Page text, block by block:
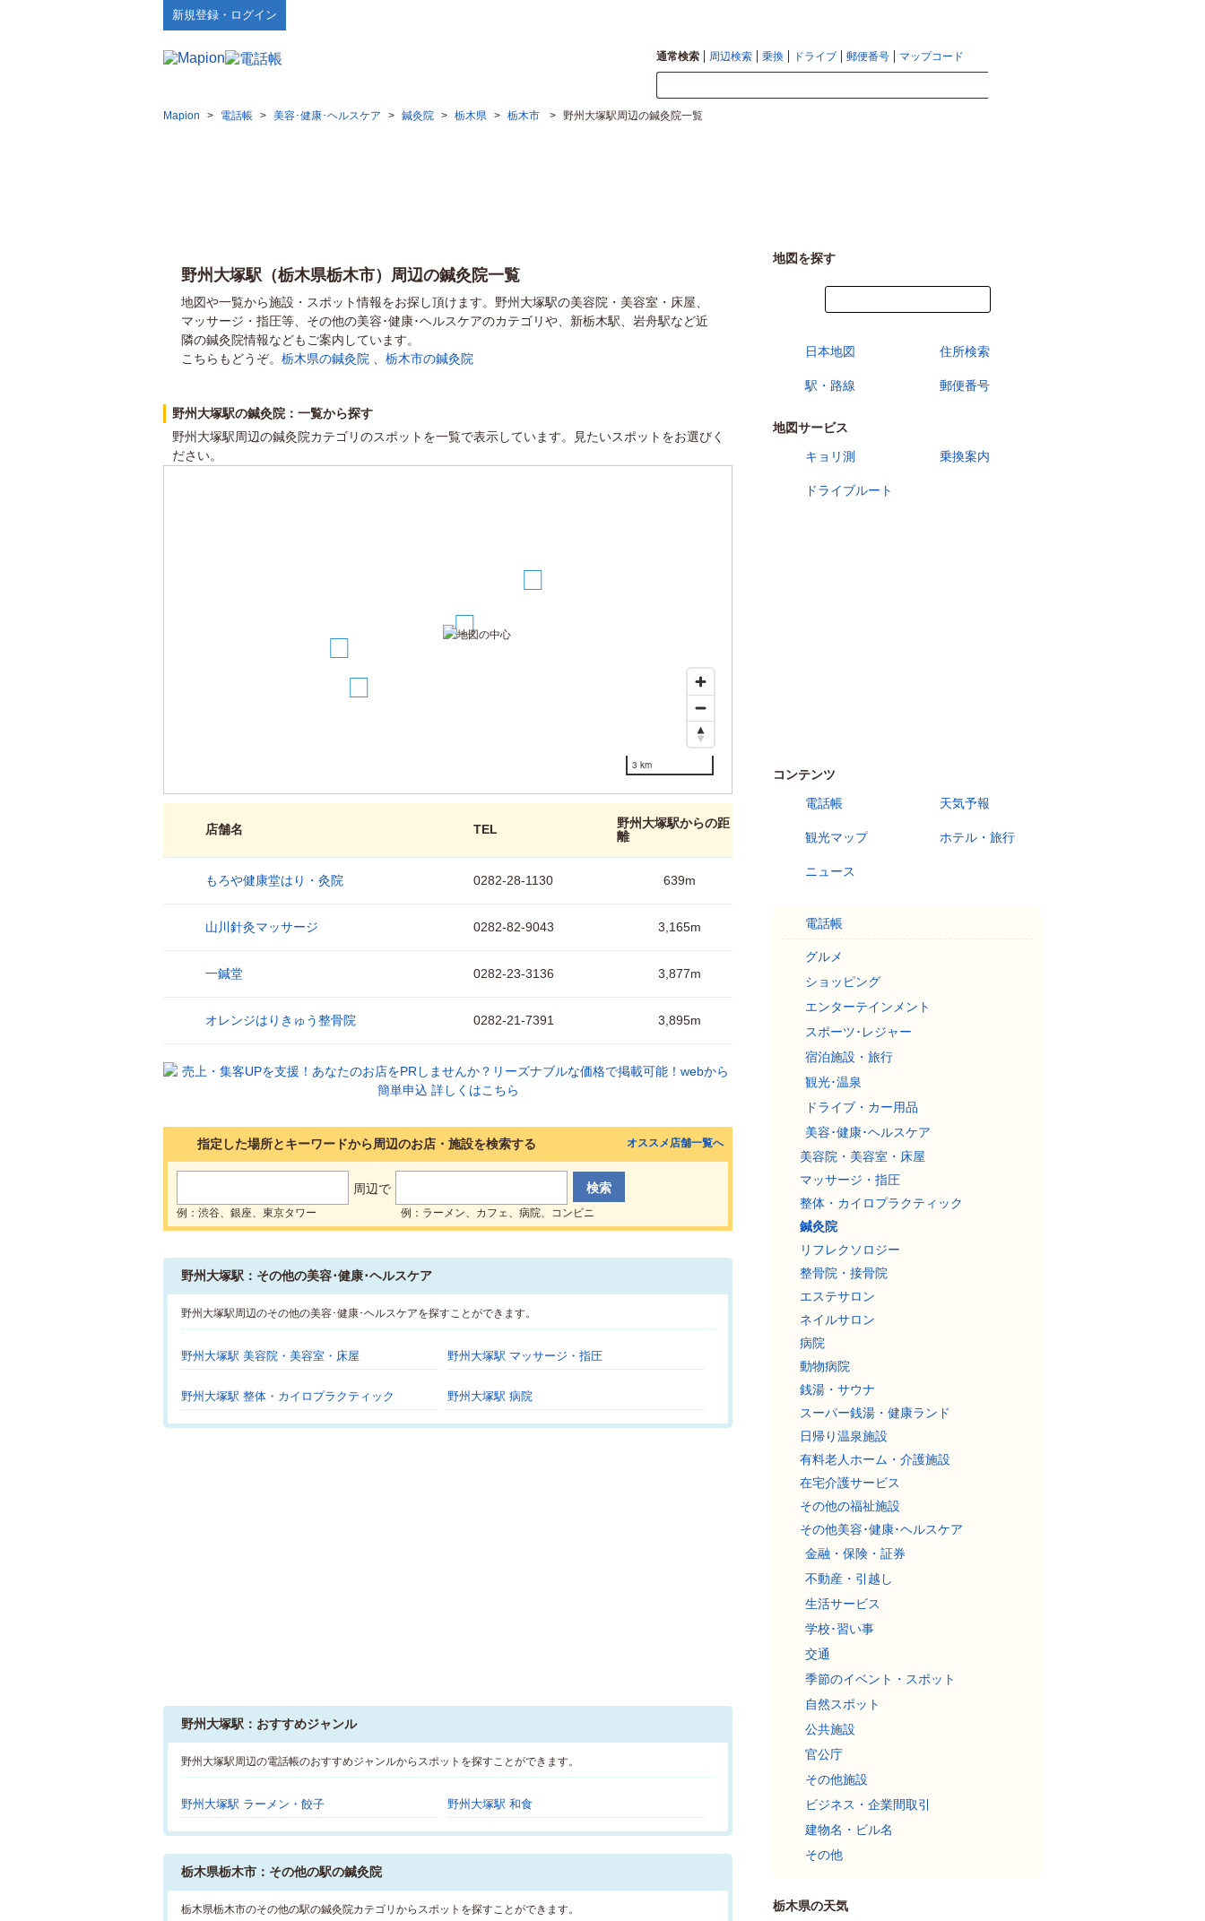
新規登録・ログイン
通常検索 周辺検索 乗換 ドライブ 郵便番号 マップコード
Mapion > 電話帳 > 美容･健康･ヘルスケア > 鍼灸院 > 栃木県 > 栃木市 > 野州大塚駅周辺の鍼灸院一覧
野州大塚駅（栃木県栃木市）周辺の鍼灸院一覧
地図や一覧から施設・スポット情報をお探し頂けます。野州大塚駅の美容院・美容室・床屋、
マッサージ・指圧等、その他の美容･健康･ヘルスケアのカテゴリや、新栃木駅、岩舟駅など近
隣の鍼灸院情報などもご案内しています。
こちらもどうぞ。 栃木県の鍼灸院 栃木市の鍼灸院
野州大塚駅の鍼灸院：一覧から探す
野州大塚駅周辺の鍼灸院カテゴリのスポットを一覧で表示しています。見たいスポットをお選びく
ださい。
1
3 km
店舗名 TEL
野州大塚駅からの距
離
もろや健康堂はり・灸院 0282-28-1130 639m
山川針灸マッサージ 0282-82-9043 3,165m
一鍼堂 0282-23-3136 3,877m
オレンジはりきゅう整骨院 0282-21-7391 3,895m
指定した場所とキーワードから周辺のお店・施設を検索する
周辺で
例：渋谷、銀座、東京タワー 例：ラーメン、カフェ、病院、コンビニ
オススメ店舗一覧へ
野州大塚駅：その他の美容･健康･ヘルスケア
野州大塚駅周辺のその他の美容･健康･ヘルスケアを探すことができます。
野州大塚駅 美容院・美容室・床屋 野州大塚駅 マッサージ・指圧
野州大塚駅 整体・カイロプラクティック 野州大塚駅 病院
野州大塚駅：おすすめジャンル
野州大塚駅周辺の電話帳のおすすめジャンルからスポットを探すことができます。
野州大塚駅 ラーメン・餃子 野州大塚駅 和食
栃木県栃木市：その他の駅の鍼灸院
栃木県栃木市のその他の駅の鍼灸院カテゴリからスポットを探すことができます。
地図を探す
日本地図 住所検索
駅・路線 郵便番号
地図サービス
キョリ測
乗換案内
ドライブルート
コンテンツ
電話帳
天気予報
観光マップ ホテル・旅行
ニュース
電話帳
グルメ
ショッピング
エンターテインメント
スポーツ･レジャー
宿泊施設・旅行
観光･温泉
ドライブ・カー用品
美容･健康･ヘルスケア
美容院・美容室・床屋
マッサージ・指圧
整体・カイロプラクティック
鍼灸院
リフレクソロジー
整骨院・接骨院
エステサロン
ネイルサロン
病院
動物病院
銭湯・サウナ
スーパー銭湯・健康ランド
日帰り温泉施設
有料老人ホーム・介護施設
在宅介護サービス
その他の福祉施設
その他美容･健康･ヘルスケア
金融・保険・証券
不動産・引越し
生活サービス
学校･習い事
交通
季節のイベント・スポット
自然スポット
公共施設
官公庁
その他施設
ビジネス・企業間取引
建物名・ビル名
その他
栃木県の天気